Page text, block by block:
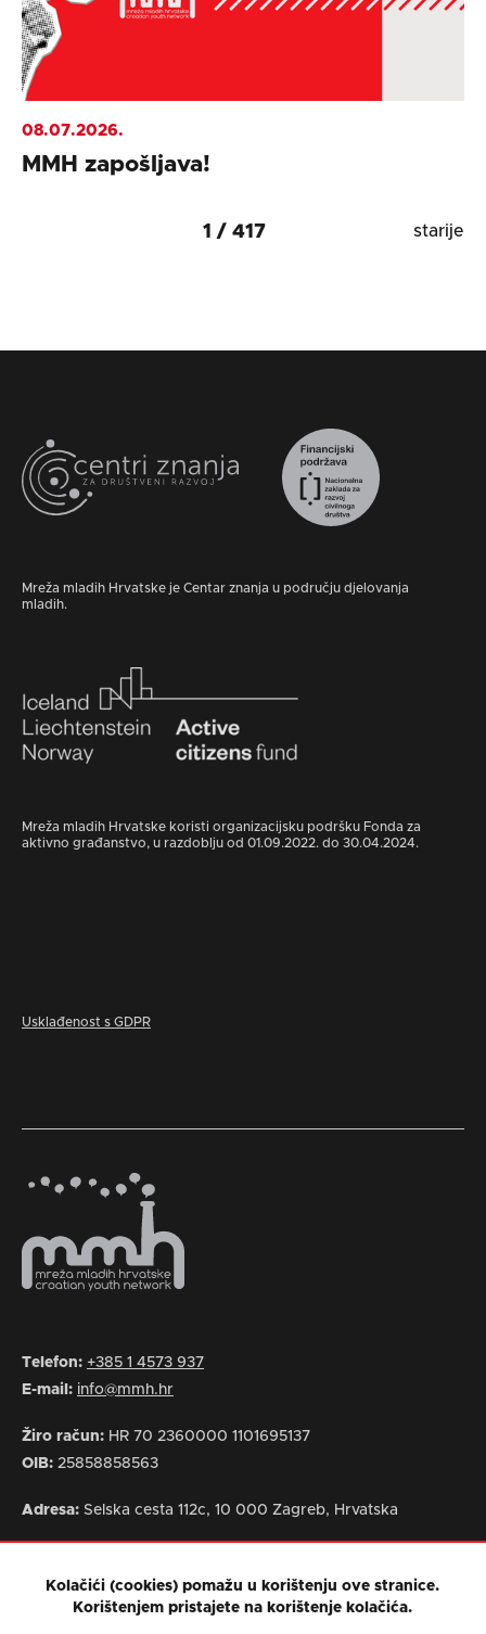
08.07.2026.
MMH zapošljava!
1 / 417 starije
Mreža mladih Hrvatske je Centar znanja u području djelovanja
mladih.
Mreža mladih Hrvatske koristi organizacijsku podršku Fonda za
aktivno građanstvo, u razdoblju od 01.09.2022. do 30.04.2024.
Usklađenost s GDPR
Telefon: +385 1 4573 937
E-mail: info@mmh.hr
Žiro račun: HR 70 2360000 1101695137
OIB: 25858858563
Adresa: Selska cesta 112c, 10 000 Zagreb, Hrvatska
Kolačići (cookies) pomažu u korištenju ove stranice.
Korištenjem pristajete na korištenje kolačića.